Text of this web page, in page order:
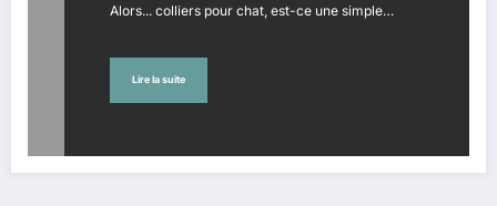
Alors... colliers pour chat, est-ce une simple…
Lire la suite